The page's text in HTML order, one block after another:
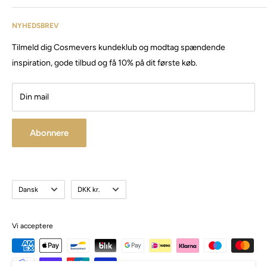
inventar & listen fortsætter. Cosmevers er etableret i 2020, vi
har siden da solgt produkter og maskiner, til både privat &
Besøg vores store butik / showroom i Brabrand.
NYHEDSBREV
Tilmeld dig Cosmevers kundeklub og modtag spændende
inspiration, gode tilbud og få 10% på dit første køb.
Din mail
Abonnere
CVR: 41 50 56 21
Sprog
Dansk Valuta
DKK kr.
Vi acceptere